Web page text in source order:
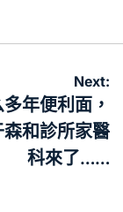
Next:
年便利面，
和診所家醫
科來了……